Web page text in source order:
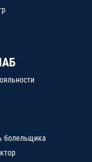
болельщика